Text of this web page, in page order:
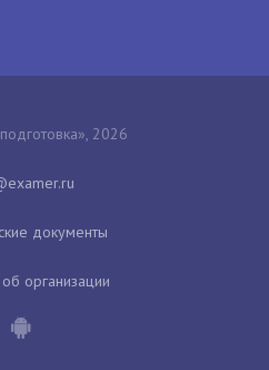
2026
документы
организации